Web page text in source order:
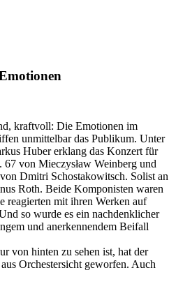
kraftvoll: Die Emotionen im
unmittelbar das Publikum. Unter
Huber erklang das Konzert für
von Mieczysław Weinberg und
Dmitri Schostakowitsch. Solist an
Roth. Beide Komponisten waren
reagierten mit ihren Werken auf
so wurde es ein nachdenklicher
und anerkennendem Beifall
von hinten zu sehen ist, hat der
Orchestersicht geworfen. Auch